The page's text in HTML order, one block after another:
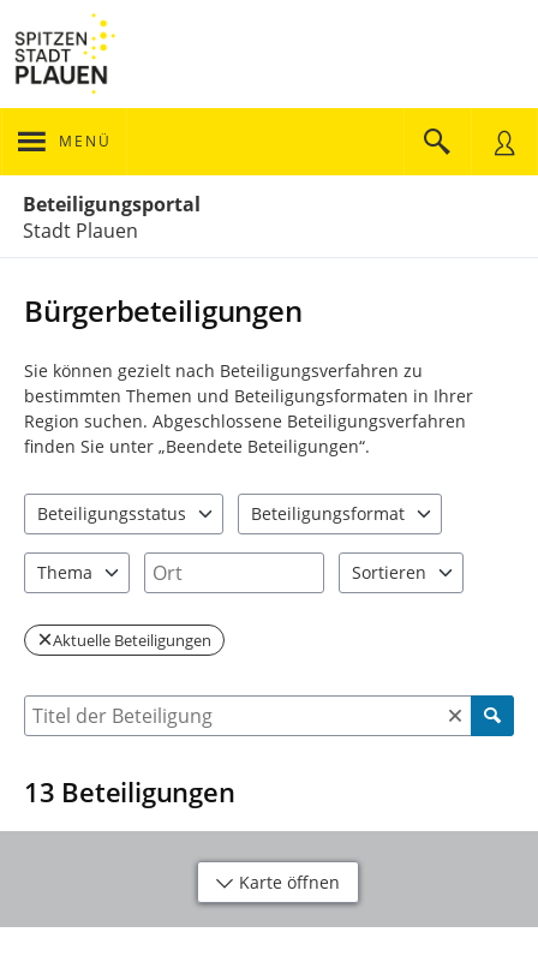
MENÜ
Beteiligungsportal
Stadt Plauen
Bürgerbeteiligungen
Sie können gezielt nach Beteiligungsverfahren zu
bestimmten Themen und Beteiligungsformaten in Ihrer
Region suchen. Abgeschlossene Beteiligungsverfahren
finden Sie unter „Beendete Beteiligungen“.
Beteiligungsstatus
Beteiligungsformat
Thema
Ort
Sortieren
Aktuelle Beteiligungen
Suche nach Beteiligung
13 Beteiligungen
Karte öffnen